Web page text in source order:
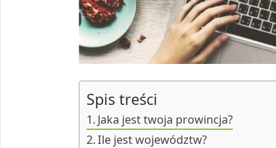
Spis treści
Jaka jest twoja prowincja?
Ile jest województw?